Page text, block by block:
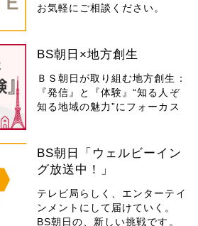
お気軽にご相談ください。
BS朝日×地方創生
ＢＳ朝日が取り組む地方創生：
『発信』と『体験』“知る人ぞ
知る地域の魅力”にフォーカス
BS朝日「ウェルビーイン
グ放送中！」
テレビ局らしく、エンターテイ
ンメントにして届けていく。
BS朝日の、新しい挑戦です。